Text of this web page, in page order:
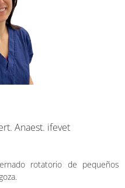
Anaest. ifevet
rotatorio de pequeños